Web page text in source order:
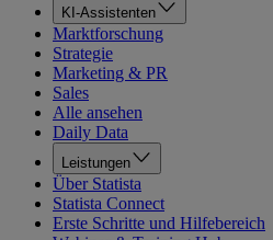
KI-Assistenten
Marktforschung
Strategie
Marketing & PR
Sales
Alle ansehen
Daily Data
Leistungen
Über Statista
Statista Connect
Erste Schritte und Hilfebereich